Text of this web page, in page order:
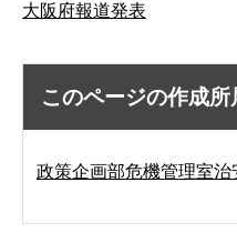
大阪府報道発表
このページの作成所
政策企画部危機管理室